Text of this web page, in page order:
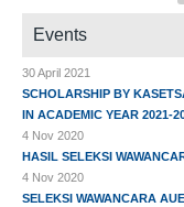
Events
30 April 2021
SCHOLARSHIP BY
IN ACADEMIC YEAR 2021-
4 Nov 2020
HASIL SELEKSI
4 Nov 2020
SELEKSI WAWANCARA